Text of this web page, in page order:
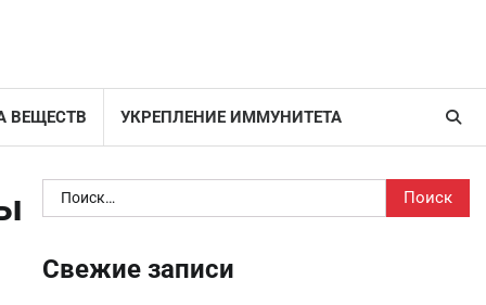
ВЕЩЕСТВ УКРЕПЛЕНИЕ ИММУНИТЕТА
Найти:
Свежие записи